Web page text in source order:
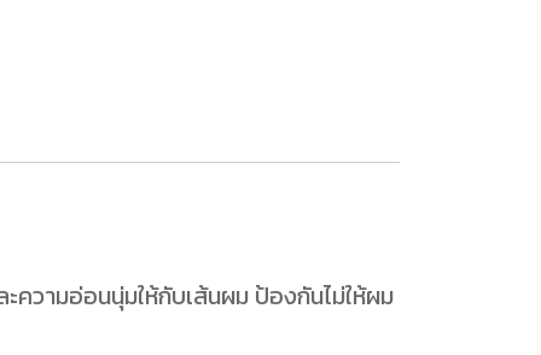
ความอ่อนนุ่มให้กับเส้นผม ป้องกันไม่ให้ผม